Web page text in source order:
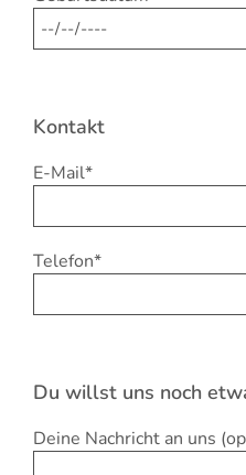
Kontakt
E-Mail*
Telefon*
Du willst uns noch
Deine Nachricht an uns